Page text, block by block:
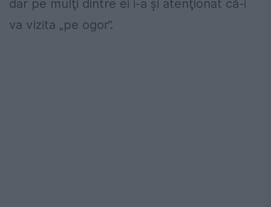
dar pe mulţi dintre ei i-a şi atenţionat că-i
va vizita „pe ogor”.